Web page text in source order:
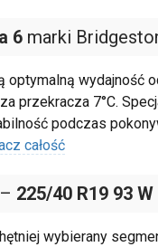
6 marki
optymalną wydajność
przekracza 7°C.
podczas
całość
225/40 R19 93 W
wybierany